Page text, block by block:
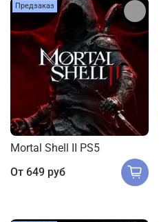
Предзаказ
Mortal Shell II PS5
От 649 руб